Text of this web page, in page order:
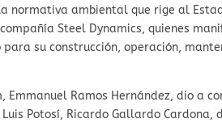
normativa ambiental que rige al
Steel Dynamics, quienes
su construcción, operación,
Emmanuel Ramos Hernández, dio a
Luis Potosí, Ricardo Gallardo